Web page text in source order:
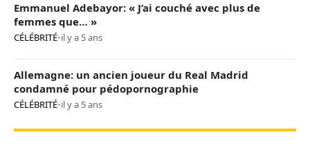
Emmanuel Adebayor: « J’ai couché avec plus de
femmes que… »
CÉLÉBRITÉ•il y a 5 ans
Allemagne: un ancien joueur du Real Madrid
condamné pour pédopornographie
CÉLÉBRITÉ•il y a 5 ans